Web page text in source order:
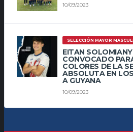
10/09/2023
SELECCIÓN MAYOR
EITAN
CONVOCADO
COLORES DE LA
ABSOLUTA EN
A GUYANA
10/09/2023